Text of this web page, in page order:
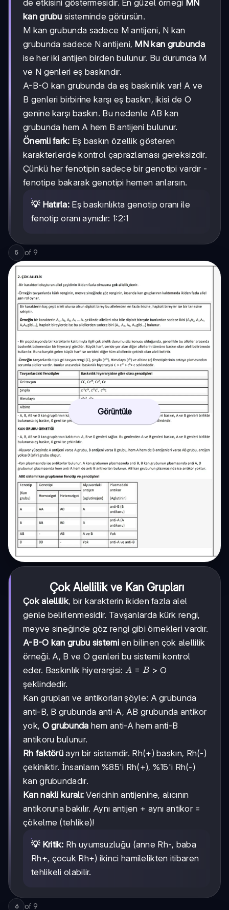
de etkisini göstermesidir. En güzel örneği MN
kan grubu sisteminde görürsün.
M kan grubunda sadece M antijeni, N kan
grubunda sadece N antijeni, MN kan grubunda
ise her iki antijen birden bulunur. Bu durumda M
ve N genleri eş baskındır.
A-B-O kan grubunda da eş baskınlık var! A ve
B genleri birbirine karşı eş baskın, ikisi de O
genine karşı baskın. Bu nedenle AB kan
grubunda hem A hem B antijeni bulunur.
Önemli fark: Eş baskın özellik gösteren
karakterlerde kontrol çaprazlaması gereksizdir.
Çünkü her fenotipin sadece bir genotipi vardır -
fenotipe bakarak genotipi hemen anlarsın.
💡 Hatırla: Eş baskınlıkta genotip oranı ile
fenotip oranı aynıdır: 1:2:1
5 of 9
Görüntüle
Çok Alellilik ve Kan Grupları
Çok alellilik, bir karakterin ikiden fazla alel
genle belirlenmesidir. Tavşanlarda kürk rengi,
meyve sineğinde göz rengi gibi örnekleri vardır.
A-B-O kan grubu sistemien bilinen çok alellilik
örneği. A, B ve O genleri bu sistemi kontrol
eder. Baskınlık hiyerarşisi: A
A = B > O
şeklindedir.
Kan grupları ve antikorları şöyle: A grubunda
anti-B, B grubunda anti-A, AB grubunda antikor
yok, O grubunda hem anti-A hem anti-B
antikoru bulunur.
Rh faktörü ayrı bir sistemdir. Rh(+) baskın, Rh(-)
çekiniktir. İnsanların %85'i Rh(+), %15'i Rh(-)
kan grubundadır.
Kan nakli kuralı: Vericinin antijenine, alıcının
antikoruna bakılır. Aynı antijen + aynı antikor =
çökelme (tehlike)!
💡 Kritik: Rh uyumsuzluğu (anne Rh-, baba
Rh+, çocuk Rh+) ikinci hamilelikten itibaren
tehlikeli olabilir.
6 of 9